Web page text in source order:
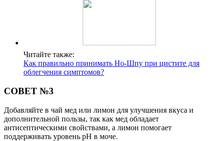
Читайте также:
Как правильно принимать Но-Шпу при цистите для
облегчения симптомов?
СОВЕТ №3
Добавляйте в чай мед или лимон для улучшения вкуса и
дополнительной пользы, так как мед обладает
антисептическими свойствами, а лимон помогает
поддерживать уровень pH в моче.